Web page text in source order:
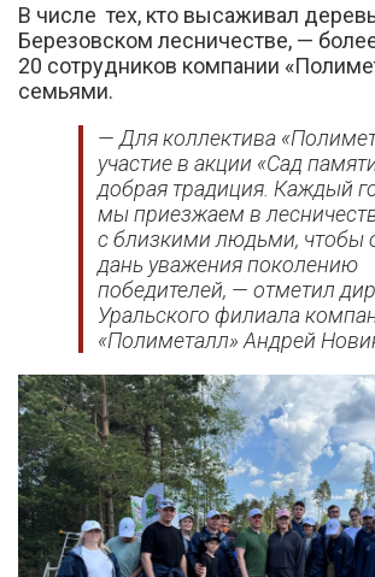
В числе тех, кто высаживал
Березовском лесничестве, —
20 сотрудников компании
семьями.
— Для коллектива
участие в акции «Сад
добрая традиция. Каждый
мы приезжаем в
с близкими людьми, чтобы
дань уважения поколению
победителей, — отметил
Уральского филиала
«Полиметалл» Андрей